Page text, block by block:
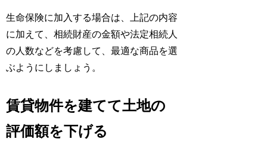
生命保険に加入する場合は、上記の内容
に加えて、相続財産の金額や法定相続人
の人数などを考慮して、最適な商品を選
ぶようにしましょう。
賃貸物件を建てて土地の
評価額を下げる